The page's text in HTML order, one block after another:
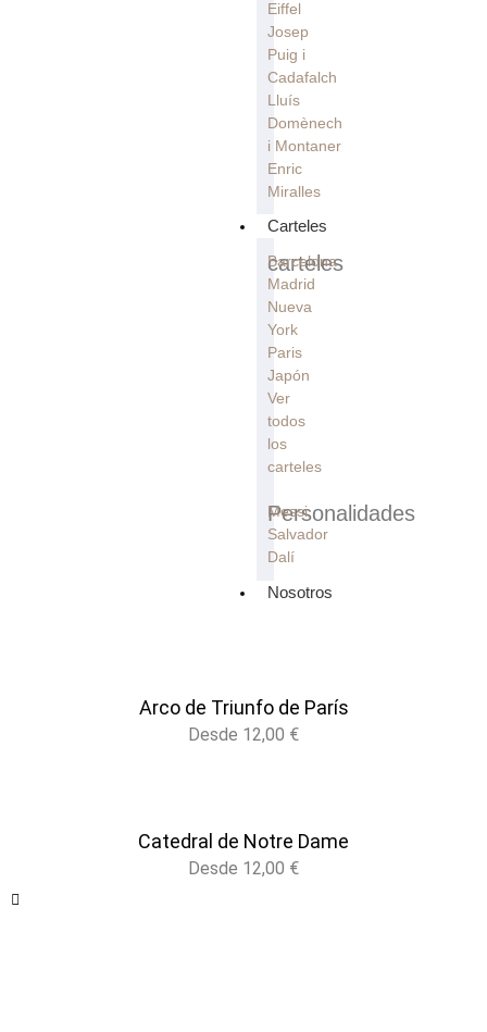
Eiffel
Josep
Puig i
Cadafalch
Lluís
Domènech
i Montaner
Enric
Miralles
Carteles
carteles
Barcelona
Madrid
Nueva
York
Paris
Japón
Ver
todos
los
carteles
Personalidades
Messi
Salvador
Dalí
Nosotros
Arco de Triunfo de París
Desde 12,00 €
Catedral de Notre Dame
Desde 12,00 €